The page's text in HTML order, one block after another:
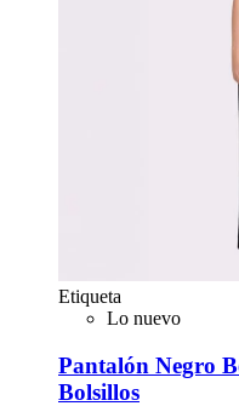
Etiqueta
Lo nuevo
Pantalón Negro
Bolsillos